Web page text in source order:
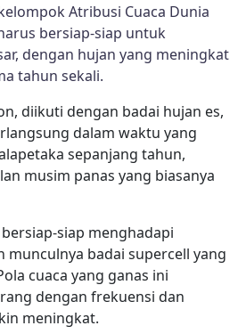
Atribusi Cuaca Dunia
bersiap-siap untuk
dengan hujan yang meningkat
tahun sekali.
diikuti dengan badai hujan es,
dalam waktu yang
sepanjang tahun,
musim panas yang biasanya
siap menghadapi
munculnya badai supercell yang
cuaca yang ganas ini
dengan frekuensi dan
meningkat.